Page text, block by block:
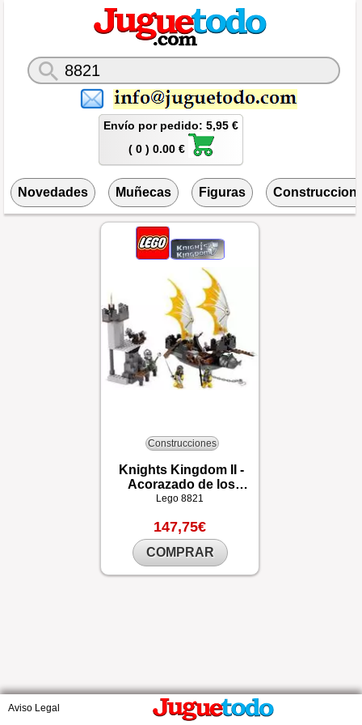
Envío por pedido: 5,95 €
( 0 ) 0.00 €
Novedades Muñecas Figuras
Construcciones
Knights Kingdom II -
Acorazado de los
malvados
Lego 8821
147,75€
COMPRAR
Aviso Legal